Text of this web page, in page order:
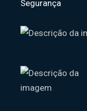
Segurança